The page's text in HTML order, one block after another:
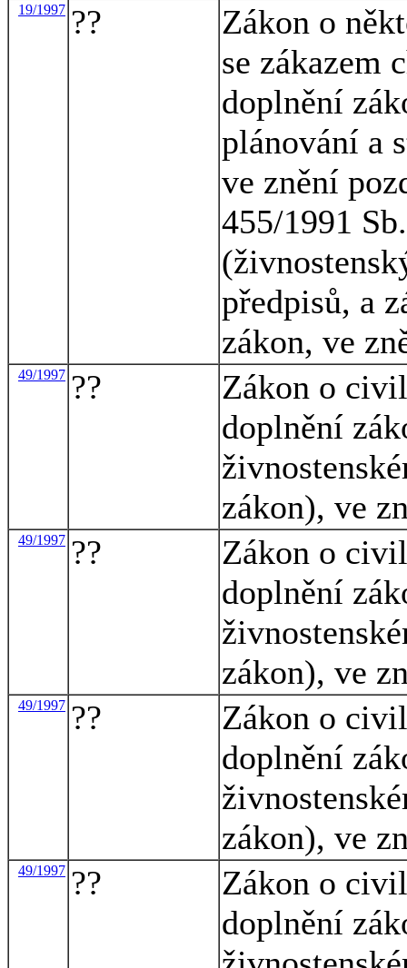
19/1997 ??
Zákon o
se zákazem
doplnění
plánování a
ve znění
455/1991
předpisů, a
zákon, ve
49/1997 ??
Zákon o
doplnění
zákon), ve
49/1997 ??
Zákon o
doplnění
zákon), ve
49/1997 ??
Zákon o
doplnění
zákon), ve
49/1997 ??
Zákon o
doplnění